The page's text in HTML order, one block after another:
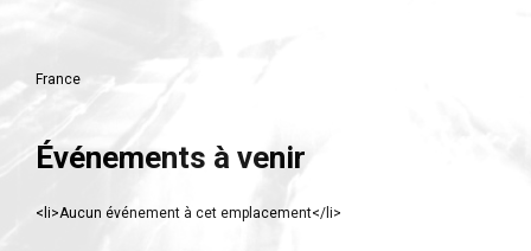
France
Événements à venir
<li>Aucun événement à cet emplacement</li>